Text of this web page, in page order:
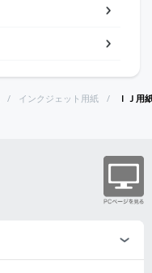
インクジェット用紙 ＩＪ